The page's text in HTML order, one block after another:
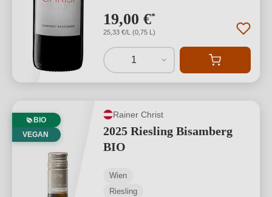
19,00 €*
25,33 €/L (0,75 L)
1
BIO
VEGAN
Rainer Christ
2025 Riesling Bisamberg
BIO
Wien
Riesling